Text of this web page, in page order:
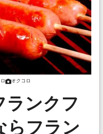
オクコロ
ランクフ
らフラン